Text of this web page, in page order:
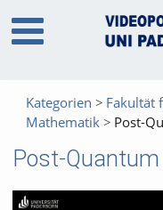
Kategorien
Fakultät
Mathematik
Post-